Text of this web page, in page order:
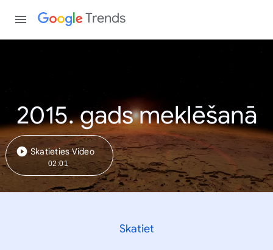
Trends
2015. gads meklēšanā
Skatieties Video
02:01
Skatiet